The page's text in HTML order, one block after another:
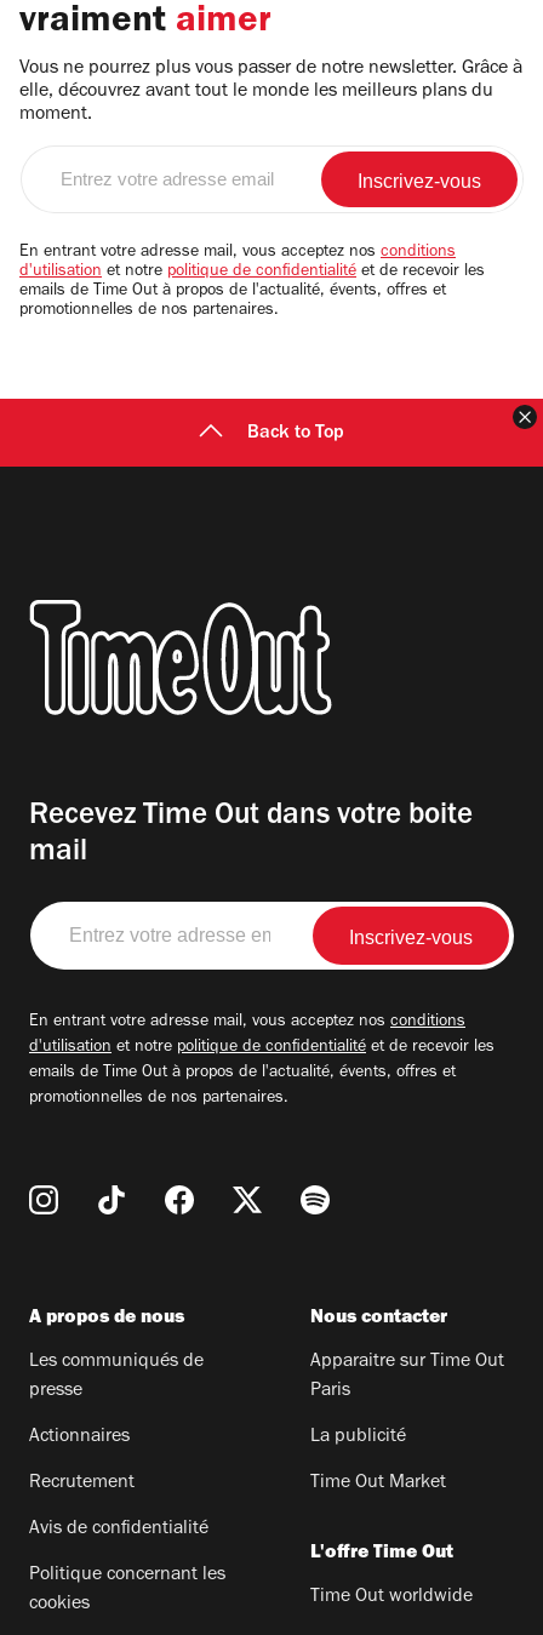
vraiment aimer
Vous ne pourrez plus vous passer de notre newsletter. Grâce à
elle, découvrez avant tout le monde les meilleurs plans du
moment.
email
En entrant votre adresse mail, vous acceptez nos conditions
d'utilisation et notre politique de confidentialité et de recevoir les
emails de Time Out à propos de l'actualité, évents, offres et
promotionnelles de nos partenaires.
Back to Top
Recevez Time Out dans votre boite
mail
Entrez
votre
adresse
En entrant votre adresse mail, vous acceptez nos conditions
d'utilisation et notre politique de confidentialité et de recevoir les
emails de Time Out à propos de l'actualité, évents, offres et
promotionnelles de nos partenaires.
A propos de nous
Les communiqués de
presse
Actionnaires
Recrutement
Avis de confidentialité
Politique concernant les
cookies
Nous contacter
Apparaitre sur Time Out
Paris
La publicité
Time Out Market
L'offre Time Out
Time Out worldwide